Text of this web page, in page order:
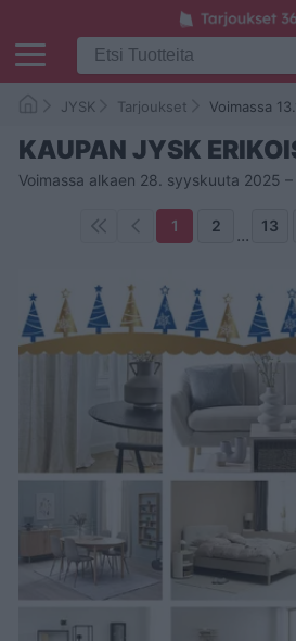
JYSK Tarjoukset Voimassa
KAUPAN JYSK
Voimassa alkaen 28. syyskuuta 2025
1 2 ... 13